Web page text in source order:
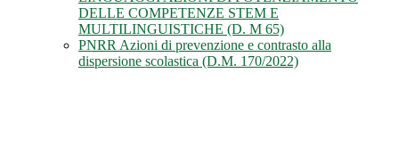
DELLE COMPETENZE STEM E
MULTILINGUISTICHE (D. M 65)
PNRR Azioni di prevenzione e contrasto alla
dispersione scolastica (D.M. 170/2022)